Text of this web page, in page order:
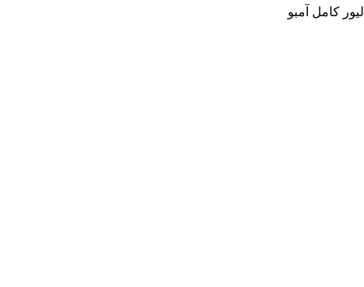
لیور کامل آمبو